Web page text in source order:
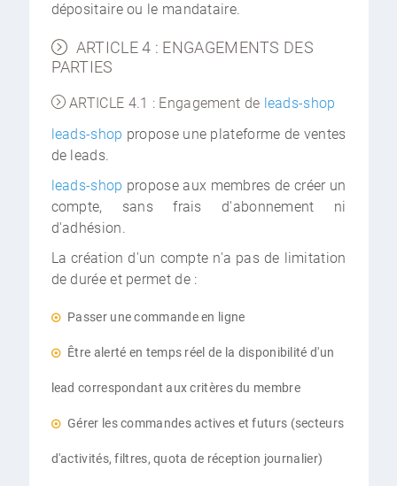
dépositaire ou le mandataire.
ARTICLE 4 : ENGAGEMENTS DES
PARTIES
ARTICLE 4.1 : Engagement de leads-shop
leads-shop propose une plateforme de ventes
de leads.
leads-shop propose aux membres de créer un
compte, sans frais d'abonnement ni
d'adhésion.
La création d'un compte n'a pas de limitation
de durée et permet de :
Passer une commande en ligne
Être alerté en temps réel de la disponibilité d'un
lead correspondant aux critères du membre
Gérer les commandes actives et futurs (secteurs
d'activités, filtres, quota de réception journalier)